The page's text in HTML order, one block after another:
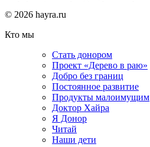
© 2026 hayra.ru
Кто мы
Стать донором
Проект «Дерево в раю»
Добро без границ
Постоянное развитие
Продукты малоимущим
Доктор Хайра
Я Донор
Читай
Наши дети